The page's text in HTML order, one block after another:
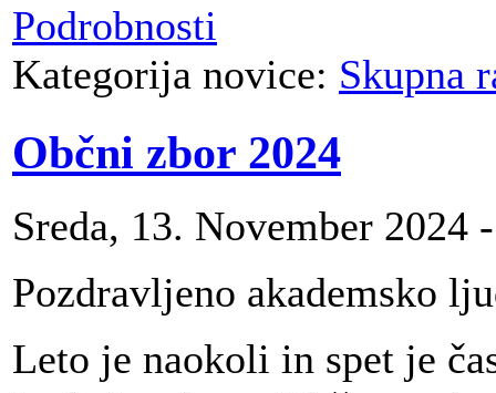
Podrobnosti
Kategorija novice: Skupna
Občni zbor 2024
Sreda, 13. November 2024
Pozdravljeno akademsko
Leto je naokoli in spet je